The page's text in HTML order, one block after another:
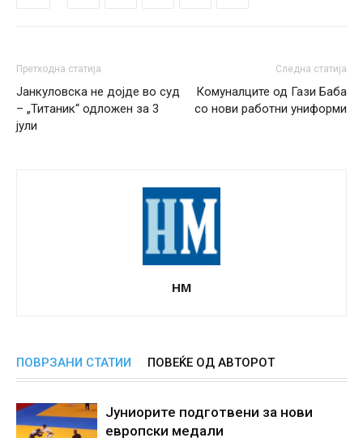
Претходна статија
Јанкуловска не дојде во суд
– „Титаник“ одложен за 3
јули
Следна статија
Комуналците од Гази Баба
со нови работни униформи
НМ
ПОВРЗАНИ СТАТИИ ПОВЕЌЕ ОД АВТОРОТ
Јуниорите подготвени за нови
европски медали